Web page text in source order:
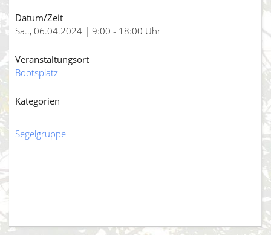
Datum/Zeit
Sa.., 06.04.2024 | 9:00 - 18:00 Uhr
Veranstaltungsort
Bootsplatz
Kategorien
Segelgruppe